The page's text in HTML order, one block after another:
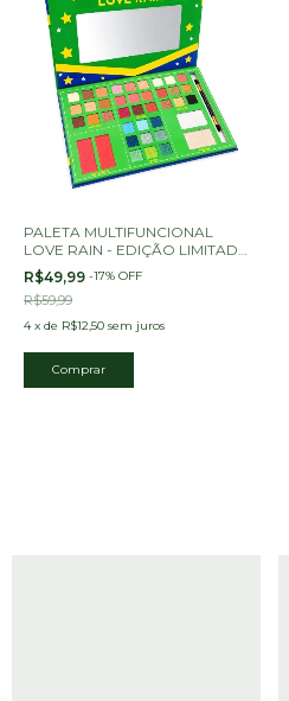
PALETA MULTIFUNCIONAL
LOVE RAIN - EDIÇÃO LIMITADA
COPA
R$49,99 -17% OFF
R$59,99
4 x de R$12,50 sem juros